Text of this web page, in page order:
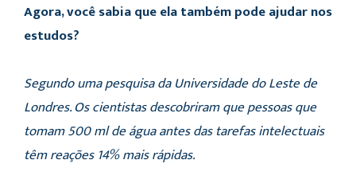
Agora, você sabia que ela também pode ajudar nos
estudos?
Segundo uma pesquisa da Universidade do Leste de
Londres. Os cientistas descobriram que pessoas que
tomam 500 ml de água antes das tarefas intelectuais
têm reações 14% mais rápidas.